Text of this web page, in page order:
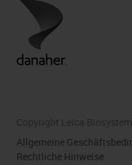
Copyright Leica
Allgemeine
Rechtliche Hinweise